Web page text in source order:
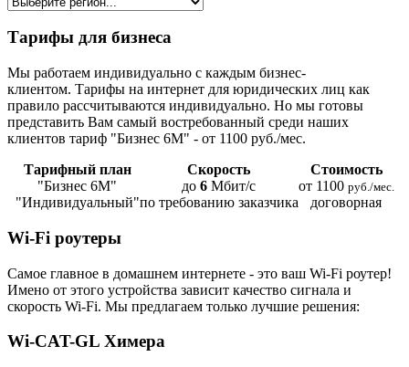
Тарифы для бизнеса
Мы работаем индивидуально с каждым бизнес-
клиентом. Тарифы на интернет для юридических лиц как
правило рассчитываются индивидуально. Но мы готовы
представить Вам самый востребованный среди наших
клиентов тариф "Бизнес 6М" - от 1100 руб./мес.
Тарифный план
Скорость
Стоимость
"Бизнес 6М"
до 6 Мбит/с от 1100 руб./мес.
"Индивидуальный"по требованию заказчика договорная
Wi-Fi роутеры
Самое главное в домашнем интернете - это ваш Wi-Fi роутер!
Имено от этого устройства зависит качество сигнала и
скорость Wi-Fi. Мы предлагаем только лучшие решения:
Wi-CAT-GL Химера